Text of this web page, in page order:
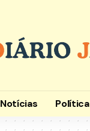
Notícias Política